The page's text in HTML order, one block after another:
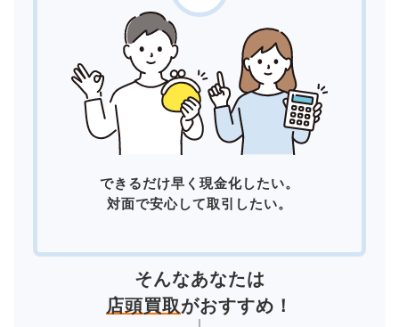
できるだけ早く現金化したい。
対面で安心して取引したい。
そんなあなたは
店頭買取がおすすめ！